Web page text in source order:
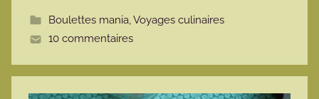
t
Boulettes mania,Voyages culinaires
10 commentaires